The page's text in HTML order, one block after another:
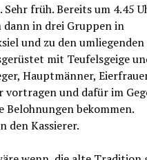
früh. Bereits um 4.45
in drei Gruppen in
und zu den umliegenden
mit Teufelsgeige
Hauptmänner,
vortragen und dafür im
Belohnungen bekommen.
den Kassierer.